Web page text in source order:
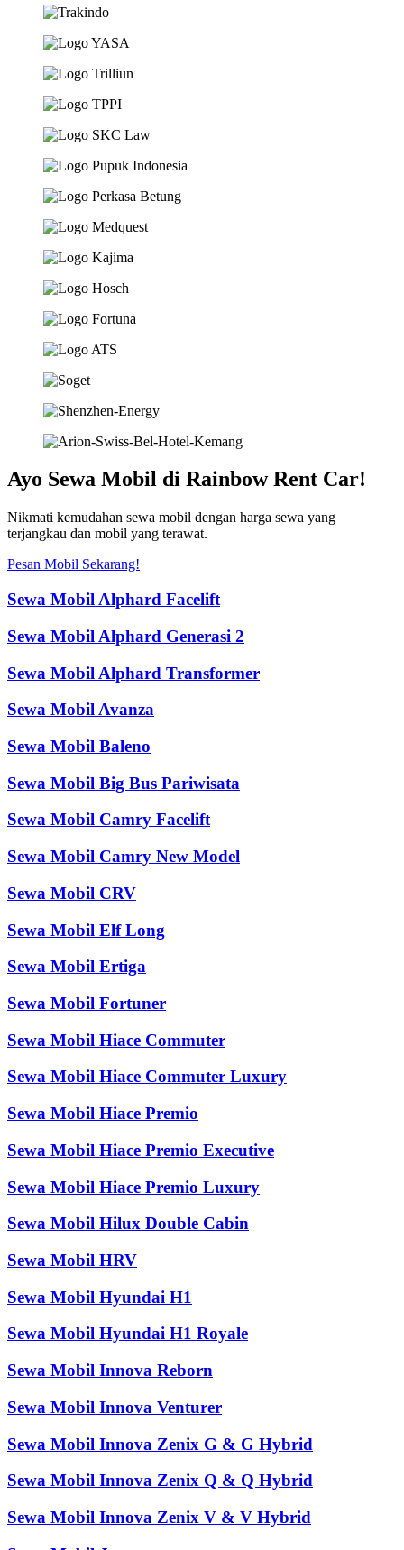
Ayo Sewa Mobil di Rainbow Rent Car!
Nikmati kemudahan sewa mobil dengan harga sewa yang
terjangkau dan mobil yang terawat.
Pesan Mobil Sekarang!
Sewa Mobil Alphard Facelift
Sewa Mobil Alphard Generasi 2
Sewa Mobil Alphard Transformer
Sewa Mobil Avanza
Sewa Mobil Baleno
Sewa Mobil Big Bus Pariwisata
Sewa Mobil Camry Facelift
Sewa Mobil Camry New Model
Sewa Mobil CRV
Sewa Mobil Elf Long
Sewa Mobil Ertiga
Sewa Mobil Fortuner
Sewa Mobil Hiace Commuter
Sewa Mobil Hiace Commuter Luxury
Sewa Mobil Hiace Premio
Sewa Mobil Hiace Premio Executive
Sewa Mobil Hiace Premio Luxury
Sewa Mobil Hilux Double Cabin
Sewa Mobil HRV
Sewa Mobil Hyundai H1
Sewa Mobil Hyundai H1 Royale
Sewa Mobil Innova Reborn
Sewa Mobil Innova Venturer
Sewa Mobil Innova Zenix G & G Hybrid
Sewa Mobil Innova Zenix Q & Q Hybrid
Sewa Mobil Innova Zenix V & V Hybrid